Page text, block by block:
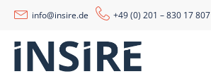
info@insire.de +49 (0) 201 – 830 17 807